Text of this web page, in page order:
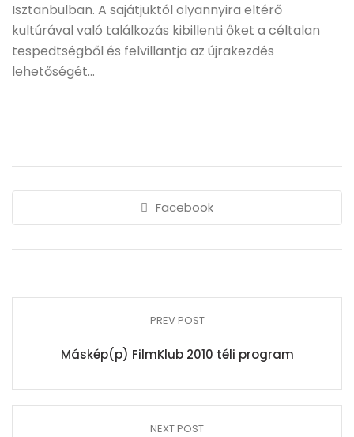
Isztanbulban. A sajátjuktól olyannyira eltérő
kultúrával való találkozás kibillenti őket a céltalan
tespedtségből és felvillantja az újrakezdés
lehetőségét…
Facebook
PREV POST
Máskép(p) FilmKlub 2010 téli program
NEXT POST